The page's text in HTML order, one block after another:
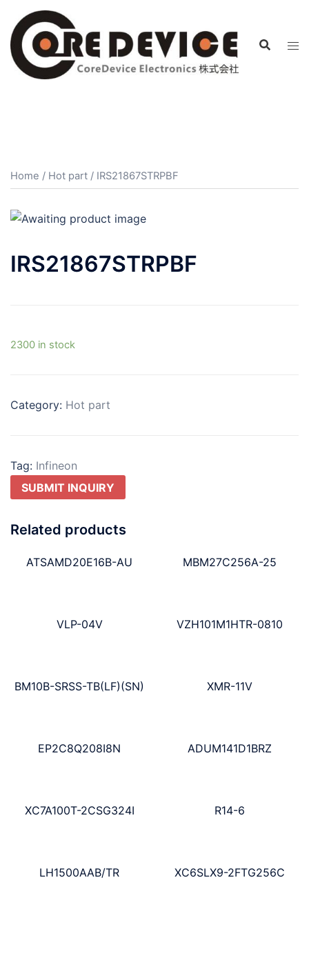
Home / Hot part / IRS21867STRPBF
IRS21867STRPBF
2300 in stock
Category: Hot part
Tag: Infineon
SUBMIT INQUIRY
Related products
ATSAMD20E16B-AU MBM27C256A-25
VLP-04V VZH101M1HTR-0810
BM10B-SRSS-TB(LF)(SN) XMR-11V
EP2C8Q208I8N ADUM141D1BRZ
XC7A100T-2CSG324I R14-6
LH1500AAB/TR XC6SLX9-2FTG256C